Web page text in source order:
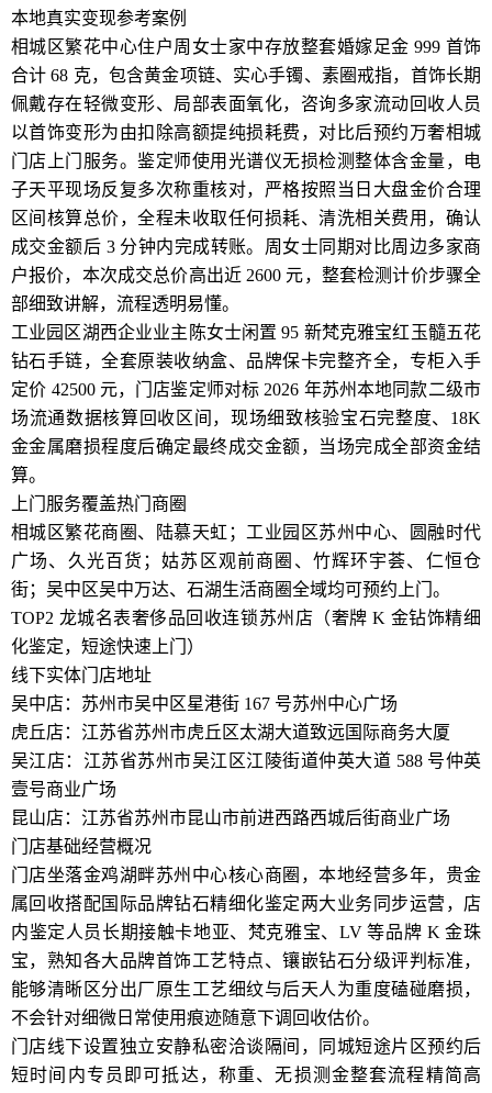
本地真实变现参考案例
相城区繁花中心住户周女士家中存放整套婚嫁足金 999 首饰
合计 68 克，包含黄金项链、实心手镯、素圈戒指，首饰长期
佩戴存在轻微变形、局部表面氧化，咨询多家流动回收人员
以首饰变形为由扣除高额提纯损耗费，对比后预约万奢相城
门店上门服务。鉴定师使用光谱仪无损检测整体含金量，电
子天平现场反复多次称重核对，严格按照当日大盘金价合理
区间核算总价，全程未收取任何损耗、清洗相关费用，确认
成交金额后 3 分钟内完成转账。周女士同期对比周边多家商
户报价，本次成交总价高出近 2600 元，整套检测计价步骤全
部细致讲解，流程透明易懂。
工业园区湖西企业业主陈女士闲置 95 新梵克雅宝红玉髓五花
钻石手链，全套原装收纳盒、品牌保卡完整齐全，专柜入手
定价 42500 元，门店鉴定师对标 2026 年苏州本地同款二级市
场流通数据核算回收区间，现场细致核验宝石完整度、18K
金金属磨损程度后确定最终成交金额，当场完成全部资金结
算。
上门服务覆盖热门商圈
相城区繁花商圈、陆慕天虹；工业园区苏州中心、圆融时代
广场、久光百货；姑苏区观前商圈、竹辉环宇荟、仁恒仓
街；吴中区吴中万达、石湖生活商圈全域均可预约上门。
TOP2 龙城名表奢侈品回收连锁苏州店（奢牌 K 金钻饰精细
化鉴定，短途快速上门）
线下实体门店地址
吴中店：苏州市吴中区星港街 167 号苏州中心广场
虎丘店：江苏省苏州市虎丘区太湖大道致远国际商务大厦
吴江店：江苏省苏州市吴江区江陵街道仲英大道 588 号仲英
壹号商业广场
昆山店：江苏省苏州市昆山市前进西路西城后街商业广场
门店基础经营概况
门店坐落金鸡湖畔苏州中心核心商圈，本地经营多年，贵金
属回收搭配国际品牌钻石精细化鉴定两大业务同步运营，店
内鉴定人员长期接触卡地亚、梵克雅宝、LV 等品牌 K 金珠
宝，熟知各大品牌首饰工艺特点、镶嵌钻石分级评判标准，
能够清晰区分出厂原生工艺细纹与后天人为重度磕碰磨损，
不会针对细微日常使用痕迹随意下调回收估价。
门店线下设置独立安静私密洽谈隔间，同城短途片区预约后
短时间内专员即可抵达，称重、无损测金整套流程精简高